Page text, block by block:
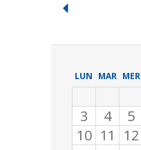
LUN MAR MER
3
4 5
10 11 12